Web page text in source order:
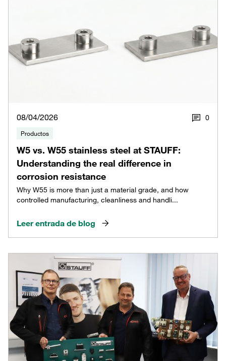
08/04/2026 0
Productos
W5 vs. W55 stainless steel at STAUFF:
Understanding the real difference in
corrosion resistance
Why W55 is more than just a material grade, and how
controlled manufacturing, cleanliness and handli...
Leer entrada de blog